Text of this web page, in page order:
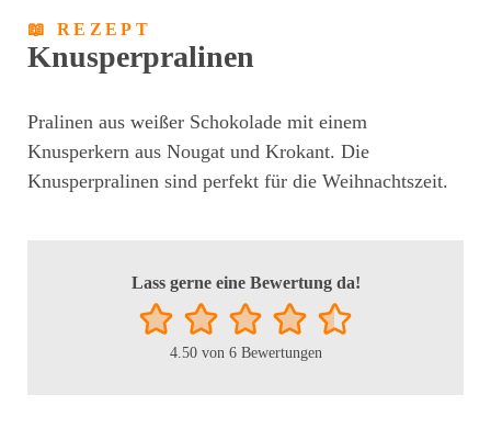
📖 REZEPT
Knusperpralinen
Pralinen aus weißer Schokolade mit einem
Knusperkern aus Nougat und Krokant. Die
Knusperpralinen sind perfekt für die Weihnachtszeit.
Lass gerne eine Bewertung da!
4.50von 6Bewertungen